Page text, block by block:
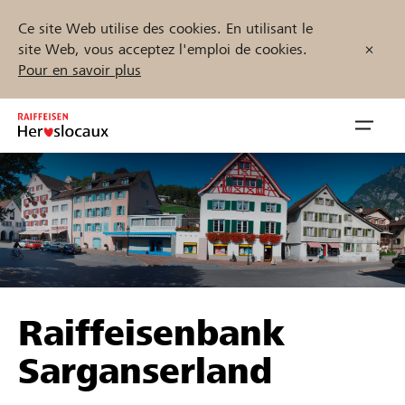
Ce site Web utilise des cookies. En utilisant le
site Web, vous acceptez l'emploi de cookies.
Pour en savoir plus
Inhalt
springen
öffnen
Parrainer
Soutien & assistance
Trouvez des projets et des organisations
Démarrez maintenant
Raiffeisenbank
Sarganserland